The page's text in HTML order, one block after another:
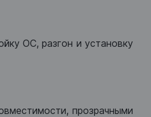
ОС, разгон и установку
прозрачными